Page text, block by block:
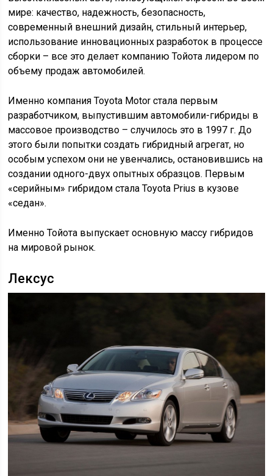
мире: качество, надежность, безопасность,
современный внешний дизайн, стильный интерьер,
использование инновационных разработок в процессе
сборки – все это делает компанию Тойота лидером по
объему продаж автомобилей.
Именно компания Toyota Motor стала первым
разработчиком, выпустившим автомобили-гибриды в
массовое производство – случилось это в 1997 г. До
этого были попытки создать гибридный агрегат, но
особым успехом они не увенчались, остановившись на
создании одного-двух опытных образцов. Первым
«серийным» гибридом стала Toyota Prius в кузове
«седан».
Именно Тойота выпускает основную массу гибридов
на мировой рынок.
Лексус